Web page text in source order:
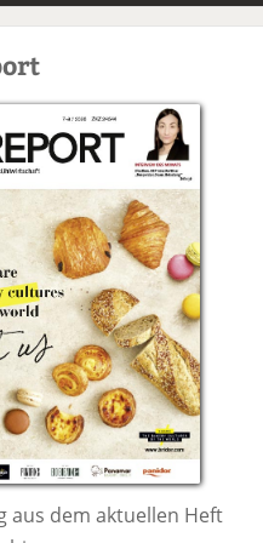
S
u
aus dem aktuellen Heft